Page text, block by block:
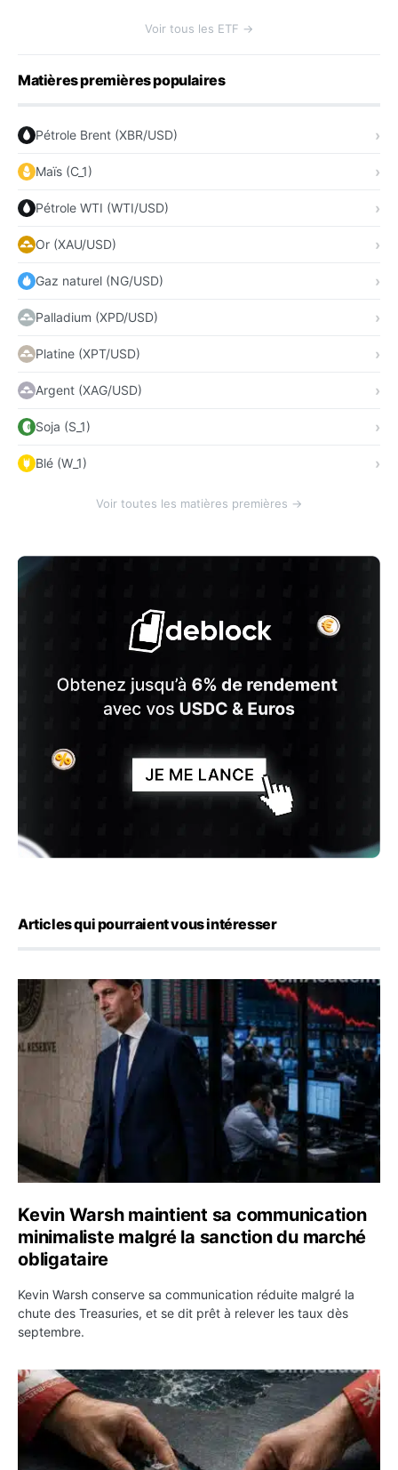
Voir tous les ETF →
Matières premières populaires
Pétrole Brent (XBR/USD)
Maïs (C_1)
Pétrole WTI (WTI/USD)
Or (XAU/USD)
Gaz naturel (NG/USD)
Palladium (XPD/USD)
Platine (XPT/USD)
Argent (XAG/USD)
Soja (S_1)
Blé (W_1)
Voir toutes les matières premières →
Articles qui pourraient vous intéresser
Kevin Warsh maintient sa communication minimaliste
Kevin Warsh maintient sa communication
minimaliste malgré la sanction du marché
obligataire
Kevin Warsh conserve sa communication réduite malgré la
chute des Treasuries, et se dit prêt à relever les taux dès
septembre.
Ormuz : l’Iran annonce un accord avec Oman sur une